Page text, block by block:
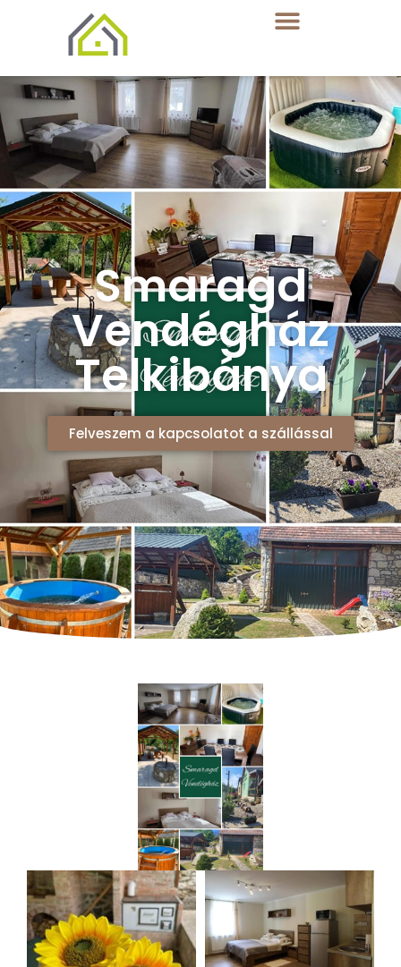
Smaragd
Vendégház
Telkibánya
Felveszem a kapcsolatot a szállással